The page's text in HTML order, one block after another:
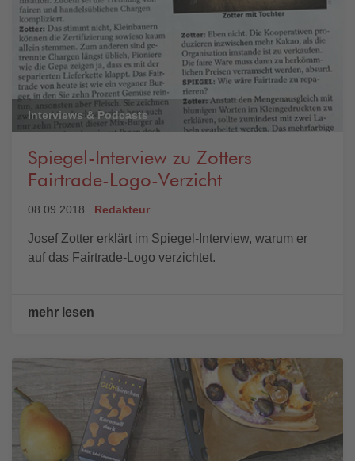
Interviews & Podcasts
Spiegel-Interview zu Zotters
Fairtrade-Logo-Verzicht
08.09.2018 Redakteur
Josef Zotter erklärt im Spiegel-Interview, warum er
auf das Fairtrade-Logo verzichtet.
mehr lesen